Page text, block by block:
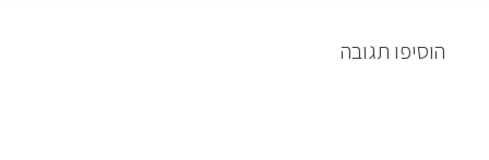
הוסיפו תגובה